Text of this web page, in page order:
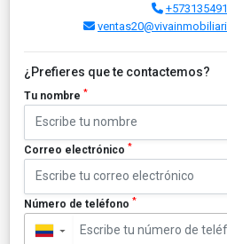
¿Prefieres que te contactemos?
Tu nombre *
Correo electrónico *
Número de teléfono *
▼